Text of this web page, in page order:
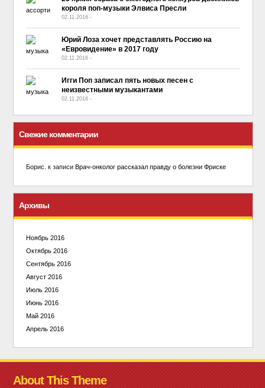
короля поп-музыки Элвиса Пресли
02.11.2016 -
Юрий Лоза хочет представлять Россию на
«Евровидение» в 2017 году
02.11.2016 -
Игги Поп записал пять новых песен с
неизвестными музыкантами
02.11.2016 -
Свежие комментарии
Борис. к записи Врач-онколог рассказал правду о болезни Фриске
Архивы
Ноябрь 2016
Октябрь 2016
Сентябрь 2016
Август 2016
Июль 2016
Июнь 2016
Май 2016
Апрель 2016
About This Theme